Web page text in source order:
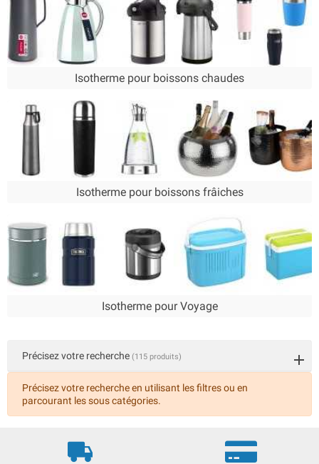
Que ce soit pour déguster café, thé, chocolat chaud, conserver du
lait ou de l'eau à température, pour des jus d'orange ou des
boissons fraîches, notre gamme de
Mugs isothermes, de
bouteilles
isothermes
pichets isothermes et de
récipients
isothermessaura garder à température toutes vos boissons
favorites. Nos récipients isothermes sont étanches à 100% et
important de couleurs et de contenance.
Isotherme pour boissons chaudes
Isotherme pour boissons frâiches
Isotherme pour Voyage
Précisez votre recherche (115 produits)
Précisez votre recherche en utilisant les filtres ou en
parcourant les sous catégories.